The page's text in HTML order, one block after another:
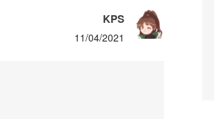
KPS
11/04/2021